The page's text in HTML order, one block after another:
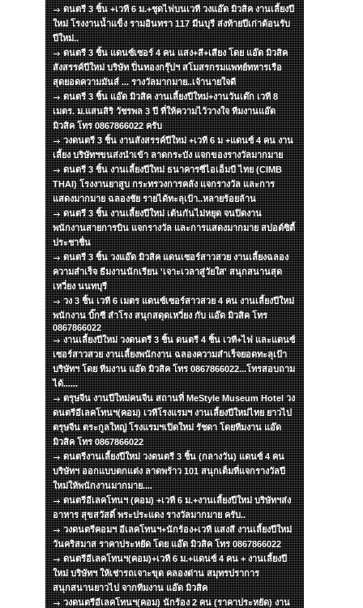
ดนตรี 3 ชิ้น +เวที 6 ม.+ชุดไฟบนเวที วงแอ๊ด มิวสิค งานเลี้ยงปี
ใหม่ โรงงานน้ำแข็ง รามอินทรา 117 มีนบุรี ส่งท้ายปีเก่าต้อนรับ
ปีใหม่..
ดนตรี 3 ชิ้น แดนซ์เซอร์ 4 คน แสง+สี+เสียง โดย แอ๊ด มิวสิค
สังสรรค์ปีใหม่ บริษัท ปิ่นทองกรุ๊ปฯ สโมสรกรมแพทย์ทหารเรือ
สุดยอดความมันส์ ... รางวัลมากมาย..เจ้านายใจดี
ดนตรี 3 ชิ้น แอ๊ด มิวสิค งานเลี้ยงปีใหม่+งานวันเด๊ก เวที 8
เมตร. ม.แสนสิริ วัชรพล 3 ปี ที่ให้ความไว้วางใจ ทีมงานแอ๊ด
มิวสิค โทร 0867866022 ครับ
วงดนตรี 3 ชิ้น งานสังสรรค์ปีใหม่ +เวที 6 ม +แดนซ์ 4 คน งาน
เลี้ยง บริษัทฯขนส่งนำเข้า ลาดกระบัง แจกของรางวัลมากมาย
ดนตรี 3 ชิ้น งานเลี้ยงปีใหม่ ธนาคารซีไอเอ็มบี ไทย (CIMB
THAI) โรงงานยาสูบ กระทรวงการคลัง แจกรางวัล และการ
แสดงมากมาย ฉลองชัย รายได้ทะลุเป้า..หลายร้อยล้าน
ดนตรี 3 ชิ้น งานเลี้ยงปีใหม่ เต้นกันไม่หยุด จนปิดงาน
พนักงานสายการบิน แจกรางวัล และการแสดงมากมาย สปอต์ซิตื้
ประชาชื่น
ดนตรี 3 ชิ้น วงแอ๊ด มิวสิค แดนเซอร์สาวสวย งานเลี้ยงฉลอง
ความสำเร็จ ธีมงานนักเรียน 'เจาะเวลาสู่วัยใส' สนุกสนานสุด
เหวี่ยง นนทบุรี
วง 3 ชิ้น เวที 6 เมตร แดนซ์เซอร์สาวสวย 4 คน งานเลี้ยงปีใหม่
พนักงาน บิ๊กซี สำโรง สนุกสดุดเหวี่ยง กับ แอ๊ด มิวสิค โทร
0867866022
งานเลี้ยงปีใหม่ วงดนตรี 3 ชิ้น ดนตรี 4 ชิ้น เวที+ไฟ และแดนซ์
เซอร์สาวสวย งานเลี้ยงพนักงาน ฉลองความสำเร็จยอดทะลุเป้า
บริษัทฯ โดย ทีมงาน แอ๊ด มิวสิค โทร 0867866022...โทรสอบถาม
ได้......
ตรุษจีน งานปีใหม่คนจีน สถานที่ MeStyle Museum Hotel วง
ดนตรีอีเลคโทนฯ(คอม) เวทีโรงแรมฯ งานเลี้ยงปีใหม่ไทย ยาวไป
ตรุษจีน ตระกูลใหญ่ โรงแรมฯเปิดใหม่ รัชดา โดยทีมงาน แอ๊ด
มิวสิค โทร 0867866022
ดนตรีงานเลี้ยงปีใหม่ วงดนตรี 3 ชิ้น (กลางวัน) แดนซ์ 4 คน
บริษัทฯ ออกแบบตกแต่ง ลาดพร้าว 101 สนุกเต็มที่แจกรางวัลปี
ใหม่ให้พนักงานมากมาย....
ดนตรีอีเลคโทนฯ (คอม) +เวที 6 ม.+งานเลี้ยงปีใหม่ บริษัทฯส่ง
อาหาร สุขสวัสดิ์ พระประแดง รางวัลมากมาย ครับ..
วงดนตรีคอมฯ อีเลคโทนฯ+นักร้อง+เวที แสงสี งานเลี้ยงปีใหม่
วันคริสมาส ราคาประหยัด โดย แอ๊ด มิวสิค โทร 0867866022
ดนตรีอีเลคโทนฯ(คอม)+เวที 6 ม.+แดนซ์ 4 คน + งานเลี้ยงปี
ใหม่ บริษัทฯ ให้เช่ารถเจาะขุด คลองด่าน สมุทรปราการ
สนุกสนานยาวไป จากทีมงาน แอ๊ด มิวสิค
วงดนตรีอีเลคโทนฯ(คอม) นักร้อง 2 คน (ราคาประหยัด) งาน